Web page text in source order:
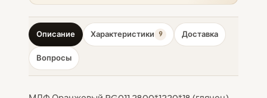
Описание Характеристики 9 Доставка
Вопросы